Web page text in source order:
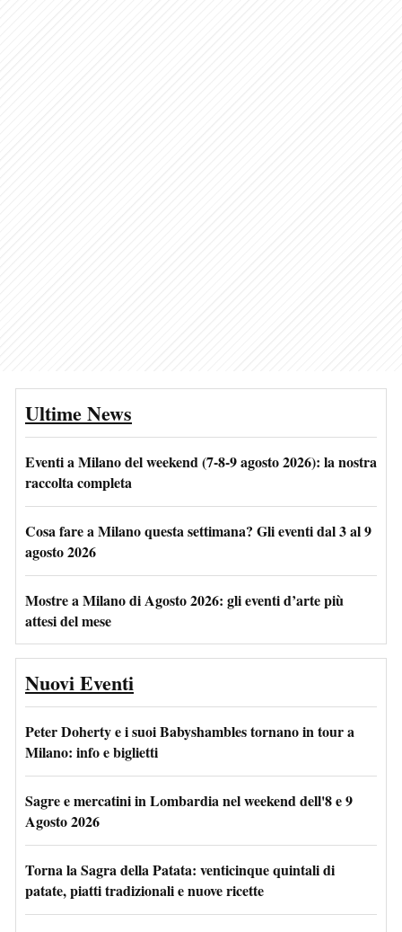
Ultime News
Eventi a Milano del weekend (7-8-9 agosto 2026): la nostra
raccolta completa
Cosa fare a Milano questa settimana? Gli eventi dal 3 al 9
agosto 2026
Mostre a Milano di Agosto 2026: gli eventi d’arte più
attesi del mese
Nuovi Eventi
Peter Doherty e i suoi Babyshambles tornano in tour a
Milano: info e biglietti
Sagre e mercatini in Lombardia nel weekend dell'8 e 9
Agosto 2026
Torna la Sagra della Patata: venticinque quintali di
patate, piatti tradizionali e nuove ricette